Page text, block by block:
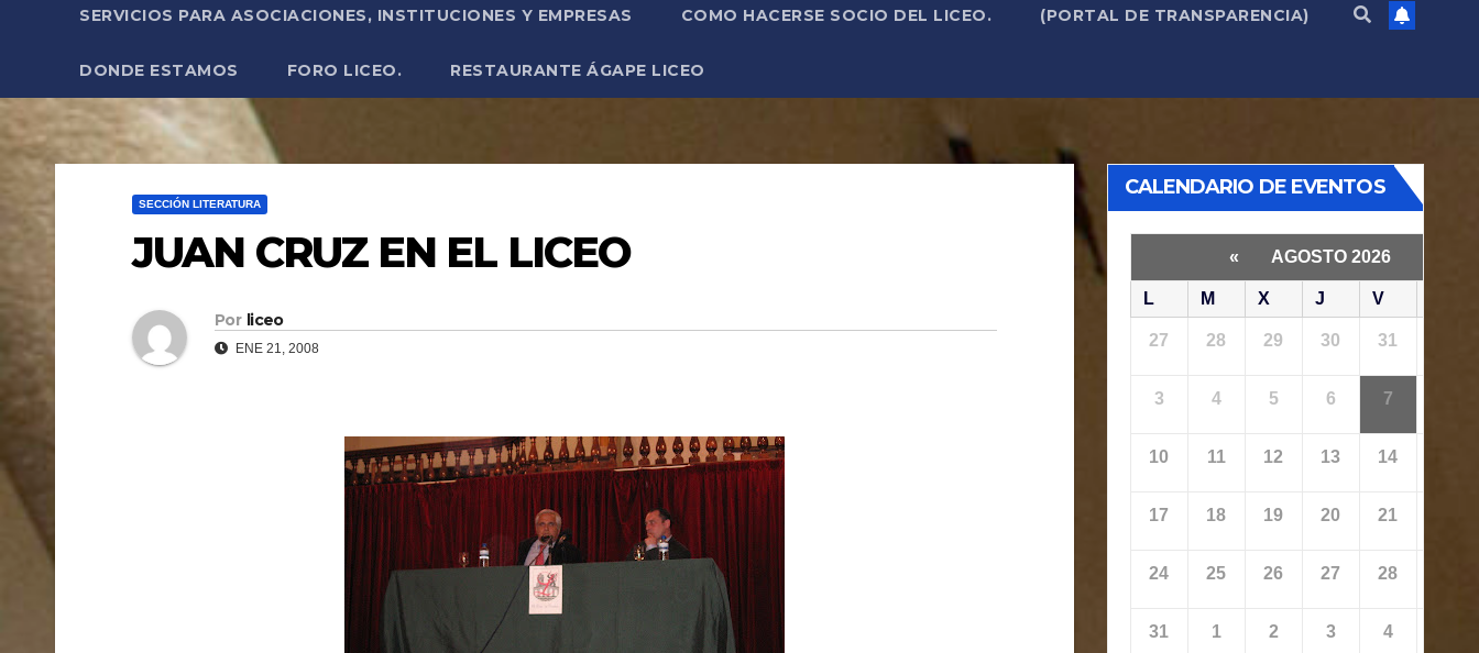
SERVICIOS PARA ASOCIACIONES, INSTITUCIONES Y EMPRESAS COMO HACERSE SOCIO DEL LICEO. (PORTAL DE TRANSPARENCIA)
DONDE ESTAMOS FORO LICEO. RESTAURANTE ÁGAPE LICEO
SECCIÓN LITERATURA
JUAN CRUZ EN EL LICEO
Por liceo
ENE 21, 2008
CALENDARIO DE EVENTOS
« AGOSTO 2026
L M X J V
27 28 29 30 31
3 4 5 6 7
10 11 12 13 14
17 18 19 20 21
24 25 26 27 28
31 1 2 3 4